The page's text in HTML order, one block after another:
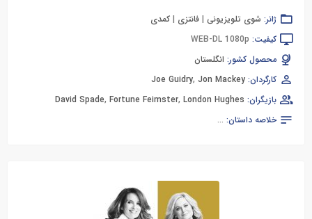
ژانر: شوی تلویزیونی | فانتزی | کمدی
کیفیت: WEB-DL 1080p
محصول کشور: انگلستان
کارگردان:
Joe Guidry, Jon Mackey
بازیگران:
David Spade, Fortune Feimster, London Hughes
خلاصه داستان: ...